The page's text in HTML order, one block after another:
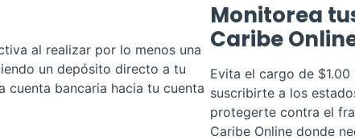
al realizar por lo menos una
un depósito directo a tu
cuenta bancaria hacia tu cuenta
Monitorea
Caribe
Evita el cargo de
suscribirte a los
protegerte contra el
Caribe Online donde